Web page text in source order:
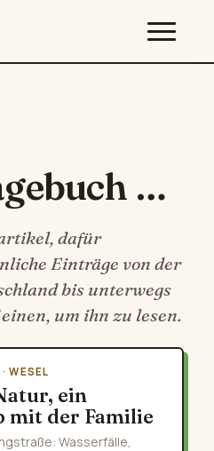
…
dafür
Einträge von der
bis unterwegs
um ihn zu lesen.
WESEL
ein
mit der Familie
Wasserfälle,